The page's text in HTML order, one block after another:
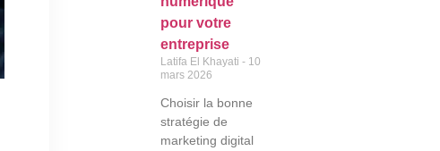
pour votre
entreprise
Latifa El Khayati 10
mars 2026
Choisir la bonne
stratégie de
marketing digital